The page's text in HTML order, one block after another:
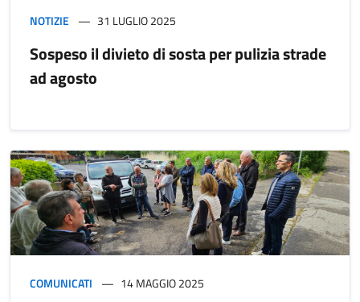
NOTIZIE 31 LUGLIO 2025
Sospeso il divieto di sosta per pulizia strade
ad agosto
COMUNICATI 14 MAGGIO 2025